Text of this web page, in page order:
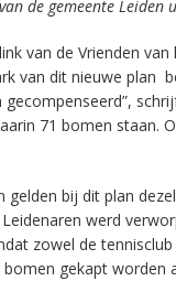
de gemeente Leiden
van de Vrienden
van dit nieuwe plan
71 bomen staan.
gelden bij dit plan
werd
zowel de
gekapt worden